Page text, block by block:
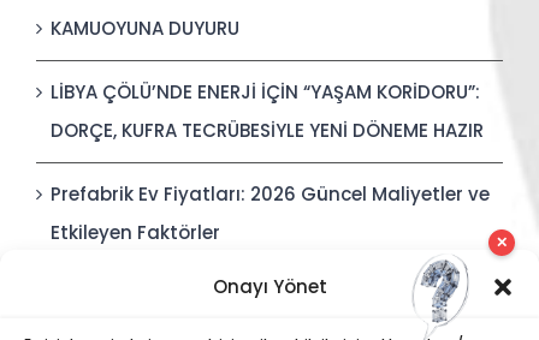
Onayı Yönet
KAMUOYUNA DUYURU
LİBYA ÇÖLÜ’NDE ENERJİ İÇİN “YAŞAM KORİDORU”:
DORÇE, KUFRA TECRÜBESİYLE YENİ DÖNEME HAZIR
Prefabrik Ev Fiyatları: 2026 Güncel Maliyetler ve
Etkileyen Faktörler
Polis Karakolları: Güvenli, Entegre ve Hızlı İnşa
Edilebilir Kamu Güvenliği Yapıları
✕